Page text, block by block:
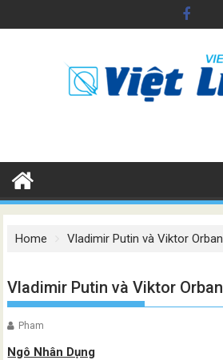
to
Home Vladimir Putin và Viktor Orban
Vladimir Putin và Viktor Orban
Pham
Ngô Nhân Dụng